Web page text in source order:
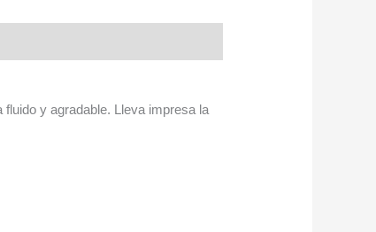
y agradable. Lleva impresa la